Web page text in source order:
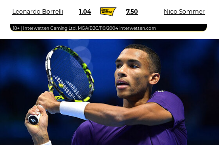
Leonardo Borrelli 1.04 7.50 Nico Sommer
18+ | Interwetten Gaming Ltd. MGA/B2C/110/2004 interwetten.com